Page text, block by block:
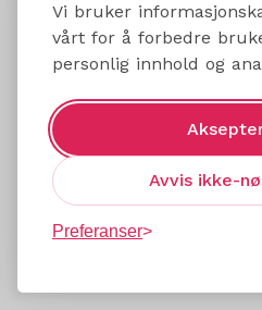
Vi bruker
vårt for å forbedre
personlig innhold og
Avvis ikke-
Preferanser